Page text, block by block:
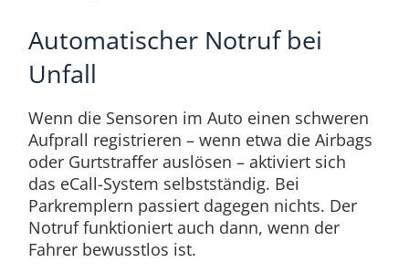
Automatischer Notruf bei
Unfall
Wenn die Sensoren im Auto einen schweren
Aufprall registrieren – wenn etwa die Airbags
oder Gurtstraffer auslösen – aktiviert sich
das eCall-System selbstständig. Bei
Parkremplern passiert dagegen nichts. Der
Notruf funktioniert auch dann, wenn der
Fahrer bewusstlos ist.